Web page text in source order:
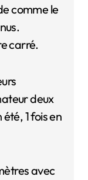
comme le
carré.
deux
1 fois en
avec